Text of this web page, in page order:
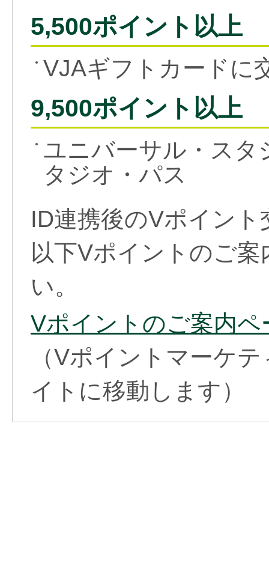
5,500ポイント以上
● VJAギフトカードに
9,500ポイント以上
●
ユニバーサル・ス
タジオ・パス
ID連携後のVポイン
以下Vポイントのご
い。
Vポイントのご案内
（Vポイントマーケ
イトに移動します）